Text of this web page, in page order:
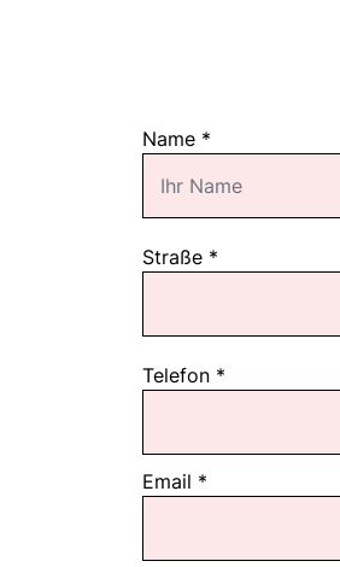
Name *
Straße *
Telefon *
Email *